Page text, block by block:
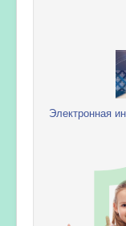
Электронная